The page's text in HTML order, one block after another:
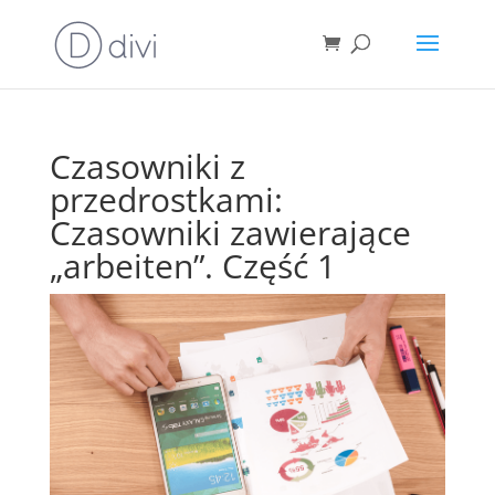
Czasowniki z
przedrostkami:
Czasowniki zawierające
„arbeiten”. Część 1